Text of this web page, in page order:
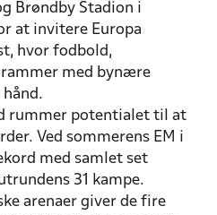
Brøndby Stadion i
at invitere Europa
hvor fodbold,
med bynære
rummer potentialet til at
Ved sommerens EM i
med samlet set
31 kampe.
arenaer giver de fire